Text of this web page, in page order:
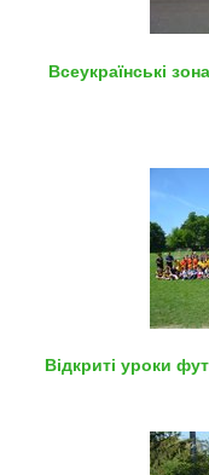
Всеукраїнські
Відкриті уроки